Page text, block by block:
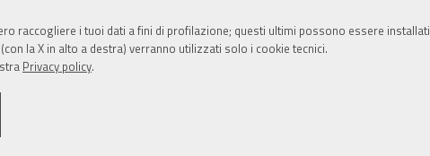
raccogliere i tuoi dati a fini di profilazione; questi ultimi possono essere installati
la X in alto a destra) verranno utilizzati solo i cookie tecnici.
Privacy policy.